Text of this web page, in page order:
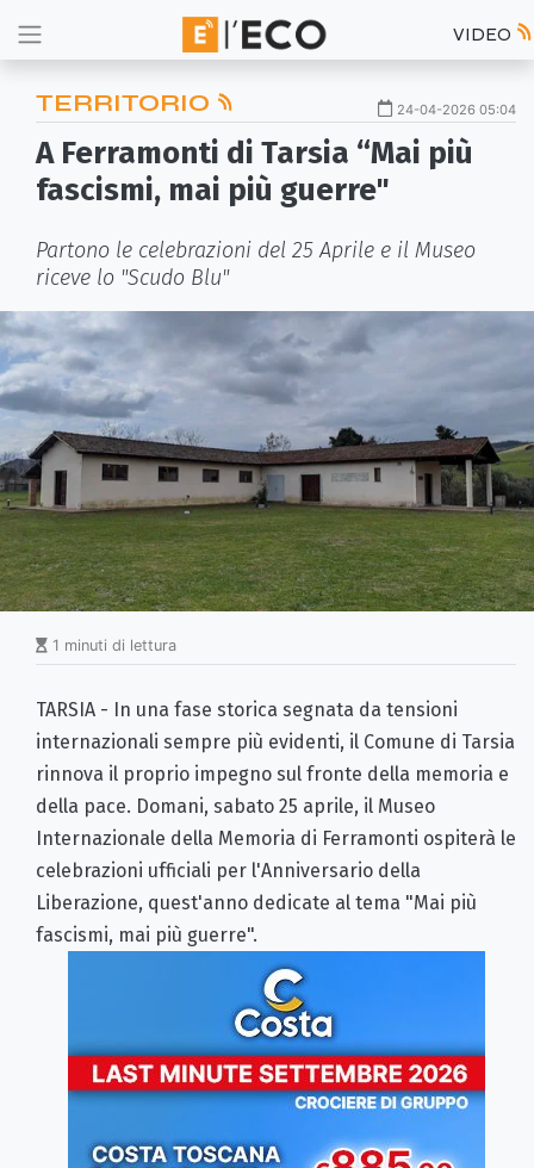
VIDEO
TERRITORIO 24-04-2026 05:04
A Ferramonti di Tarsia “Mai più
fascismi, mai più guerre"
Partono le celebrazioni del 25 Aprile e il Museo
riceve lo "Scudo Blu"
1 minuti di lettura
TARSIA - In una fase storica segnata da tensioni
internazionali sempre più evidenti, il Comune di Tarsia
rinnova il proprio impegno sul fronte della memoria e
della pace. Domani, sabato 25 aprile, il Museo
Internazionale della Memoria di Ferramonti ospiterà le
celebrazioni ufficiali per l'Anniversario della
Liberazione, quest'anno dedicate al tema "Mai più
fascismi, mai più guerre".